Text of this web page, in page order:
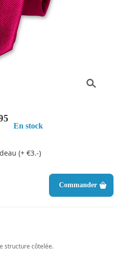
En stock
(+ €3.-)
Commander
structure côtelée.